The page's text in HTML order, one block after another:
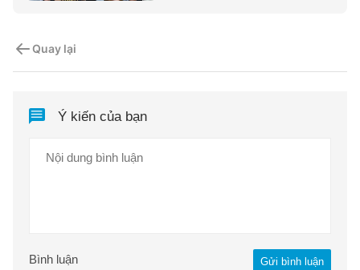
Quay lại
Ý kiến của bạn
Gửi bình luận
Bình luận